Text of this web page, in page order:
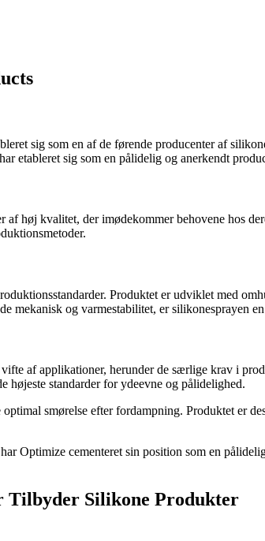
sig som en af de førende producenter af
etableret sig som en pålidelig og anerkendt
af høj kvalitet, der imødekommer behovene hos
Produktet er udviklet med
mekanisk og varmestabilitet, er
af applikationer, herunder de særlige krav i
højeste standarder for ydeevne og pålidelighed.
smørelse efter fordampning. Produktet er
Optimize cementeret sin position som en
Tilbyder Silikone Produkter